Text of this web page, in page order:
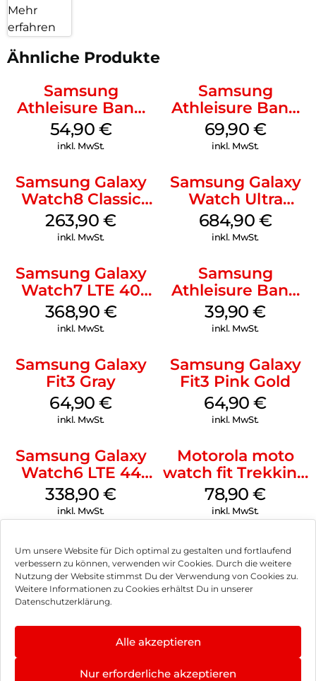
Um unsere Website für Dich optimal zu gestalten und fortlaufend
verbessern zu können, verwenden wir Cookies. Durch die weitere
Nutzung der Website stimmst Du der Verwendung von Cookies zu.
Weitere Informationen zu Cookies erhältst Du in unserer
Datenschutzerklärung.
Alle akzeptieren
Nur erforderliche akzeptieren
Mehr
erfahren
Ähnliche Produkte
Samsung
Athleisure Band
(S/M) Galaxy
Watch8/Watch8
54,90 €
inkl. MwSt.
Samsung
Athleisure Band
(S/M) Galaxy
Watch8/Watch8
69,90 €
inkl. MwSt.
Samsung Galaxy
Watch8 Classic
White
263,90€
inkl. MwSt.
Samsung Galaxy
Watch Ultra
Titanium White
684,90 €
inkl. MwSt.
Samsung Galaxy
Watch7 LTE 40
mm Cream
368,90 €
inkl. MwSt.
Samsung
Athleisure Band
M/L Galaxy
Watch7 Silver
39,90€
inkl. MwSt.
Samsung Galaxy
Fit3 Gray
64,90€
inkl. MwSt.
Samsung Galaxy
Fit3 Pink Gold
64,90€
inkl. MwSt.
Samsung Galaxy
Watch6 LTE 44
mm Graphite
338,90€
inkl. MwSt.
Motorola moto
watch fit Trekking
Green
78,90€
inkl. MwSt.
Impressum